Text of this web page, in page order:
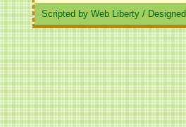
Scripted by Web Liberty /